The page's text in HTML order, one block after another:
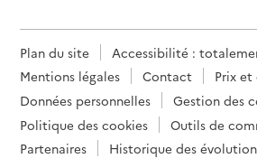
Plan du site
Accessibilité :
Mentions légales
Contact
Prix
Données personnelles
Gestion des
Politique des cookies
Outils de
Partenaires
Historique des